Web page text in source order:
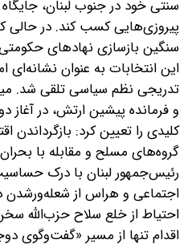
سنتی خود در جنوب لبنان،
پیروزی‌هایی کسب کند. در حالی‌
سنگین بازسازی نهادهای حکومتی
این انتخابات به‌ عنوان نشانه‌ای
تدریجی نظم سیاسی تلقی شد.
و فرمانده پیشین ارتش، در
کلیدی را تعیین کرد: بازگرداندن
گروه‌های مسلح و مقابله با
رئیس‌‌جمهور لبنان با درک
اجتماعی و هراس از شعله‌ورشدن
احتیاط از خلع سلاح حزب‌الله
اقدام تنها از مسیر «گفت‌‌وگوی